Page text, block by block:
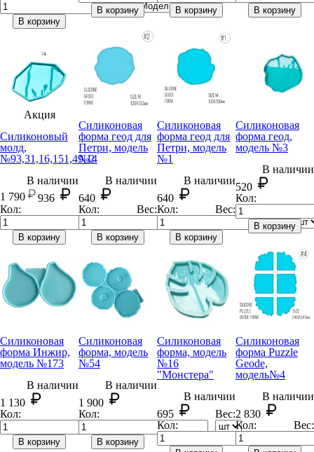
В корзину
В корзину В корзину В корзину
Акция
Силиконовый
молд,
№93,31,16,151,49,14
В наличии
1 790
936
Кол:
Вес:
В корзину
Силиконовая
форма геод для
Петри, модель
№2
В наличии
640
Кол:
Вес:
В корзину
Силиконовая
форма геод для
Петри, модель
№1
В наличии
640
Кол:
В корзину
Силиконовая
форма геод,
модель №3
В наличии
520
Кол:
В корзину
Силиконовая
форма Инжир,
модель №173
В наличии
1 130
Кол:
В корзину
Силиконовая
форма, модель
№54
В наличии
1 900
Кол:
Вес:
В корзину
Силиконовая
форма, модель
№16
"Монстера"
В наличии
695
Кол:
Вес:
Силиконовая
форма Puzzle
Geode,
модель№4
В наличии
2 830
Кол: